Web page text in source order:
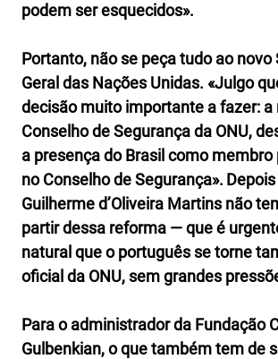
podem ser esquecidos».
Portanto, não se peça tudo ao novo
Geral das Nações Unidas. «Julgo
decisão muito importante a fazer: a
Conselho de Segurança da ONU,
a presença do Brasil como
no Conselho de Segurança».
Guilherme d’Oliveira Martins não
partir dessa reforma — que é
natural que o português se torne
oficial da ONU, sem grandes
Para o administrador da Fundação
Gulbenkian, o que também tem de